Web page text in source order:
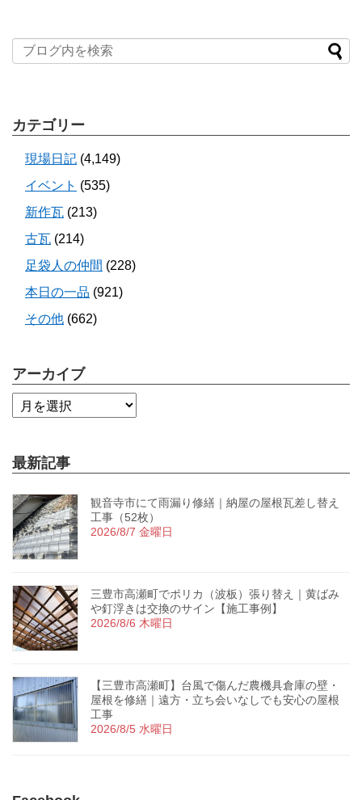
カテゴリー
現場日記 (4,149)
イベント (535)
新作瓦 (213)
古瓦 (214)
足袋人の仲間 (228)
本日の一品 (921)
その他 (662)
アーカイブ
最新記事
観音寺市にて雨漏り修繕｜納屋の屋根瓦差し替え
工事（52枚）
2026/8/7 金曜日
三豊市高瀬町でポリカ（波板）張り替え｜黄ばみ
や釘浮きは交換のサイン【施工事例】
2026/8/6 木曜日
【三豊市高瀬町】台風で傷んだ農機具倉庫の壁・
屋根を修繕｜遠方・立ち会いなしでも安心の屋根
工事
2026/8/5 水曜日